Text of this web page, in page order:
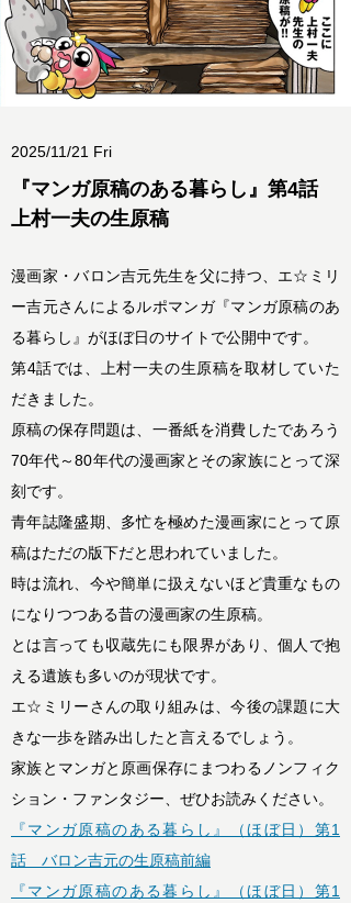
2025/11/21 Fri
『マンガ原稿のある暮らし』第4話
上村一夫の生原稿
漫画家・バロン吉元先生を父に持つ、エ☆ミリ
ー吉元さんによるルポマンガ『マンガ原稿のあ
る暮らし』がほぼ日のサイトで公開中です。
第4話では、上村一夫の生原稿を取材していた
だきました。
原稿の保存問題は、 一番紙を消費したであろう
70年代～80年代の漫画家とその家族にとって深
刻です。
青年誌隆盛期、多忙を極めた漫画家にとって原
稿はただの版下だと思われていました。
時は流れ、今や簡単に扱えないほど貴重なもの
になりつつある昔の漫画家の生原稿。
とは言っても収蔵先にも限界があり、個人で抱
える遺族も多いのが現状です。
エ☆ミリーさんの取り組みは、今後の課題に大
きな一歩を踏み出したと言えるでしょう。
家族とマンガと原画保存にまつわるノンフィク
ション・ファンタジー、ぜひお読みください。
『マンガ原稿のある暮らし』（ほぼ日）第1
話 バロン吉元の生原稿前編
『マンガ原稿のある暮らし』（ほぼ日）第1